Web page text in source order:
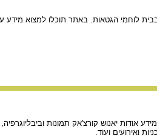
לוחמי הגטאות. באתר תוכלו למצוא
יאנוש קורצ'אק תמונות וביבליוגרפיה,
ואירועים ועוד.